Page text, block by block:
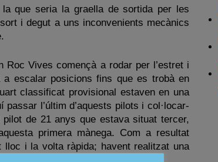
que seria la graella de sortida per les
i degut a uns inconvenients mecànics
Roc Vives començà a rodar per l’estret i
a escalar posicions fins que es trobà en
classificat provisional estaven en una
l’últim d’aquests pilots i col·locar-
de 21 anys que estava situat tercer,
primera mànega. Com a resultat
lloc i la volta ràpida; havent realitzat una